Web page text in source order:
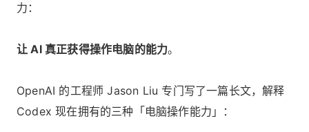
力：
让 AI 真正获得操作电脑的能力。
OpenAI 的工程师 Jason Liu 专门写了一篇长文，解释
Codex 现在拥有的三种「电脑操作能力」：